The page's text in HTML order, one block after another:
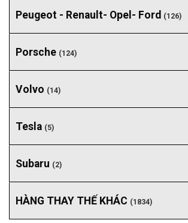
Peugeot - Renault- Opel- Ford (126)
Porsche (124)
Volvo (14)
Tesla (5)
Subaru (2)
HÀNG THAY THẾ KHÁC (1834)